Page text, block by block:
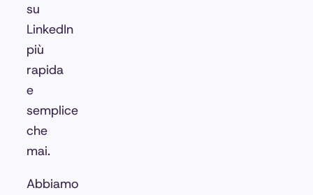
su
LinkedIn
più
rapida
e
semplice
che
mai.
Abbiamo